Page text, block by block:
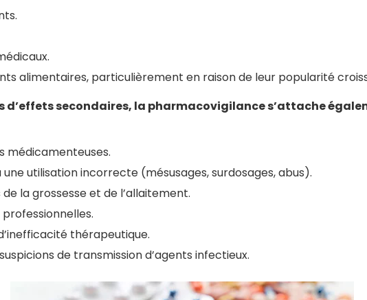
alimentaires, particulièrement en raison de leur popularité
d’effets secondaires, la pharmacovigilance s’attache
médicamenteuses.
une utilisation incorrecte (mésusages, surdosages, abus).
de la grossesse et de l’allaitement.
thérapeutique.
de transmission d’agents infectieux.